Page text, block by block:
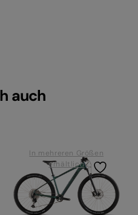
auch
In mehreren Größen
erhältlich